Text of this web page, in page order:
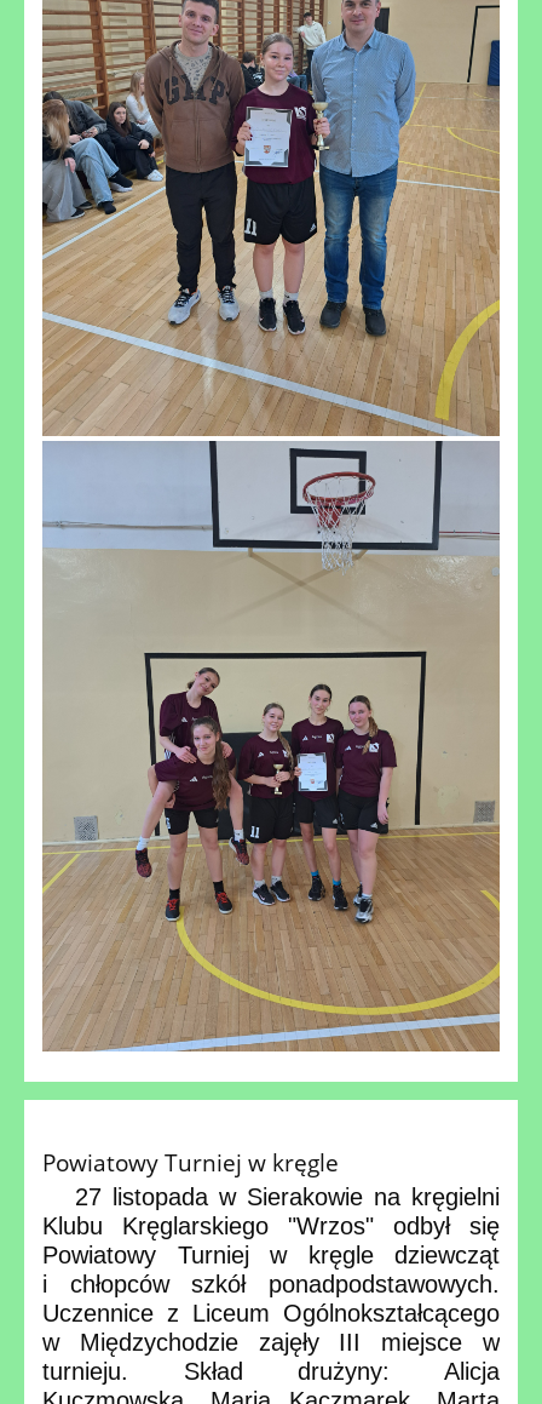
Powiatowy Turniej w kręgle
27 listopada w Sierakowie na kręgielni
Klubu Kręglarskiego "Wrzos" odbył się
Powiatowy Turniej w kręgle dziewcząt
i chłopców szkół ponadpodstawowych.
Uczennice z Liceum Ogólnokształcącego
w Międzychodzie zajęły III miejsce w
turnieju. Skład drużyny: Alicja